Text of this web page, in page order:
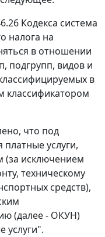
Кодекса система
налога на
в отношении
подгрупп, видов и
в
классификатором
что под
услуги,
(за исключением
техническому
средств),
(далее - ОКУН)
услуги".